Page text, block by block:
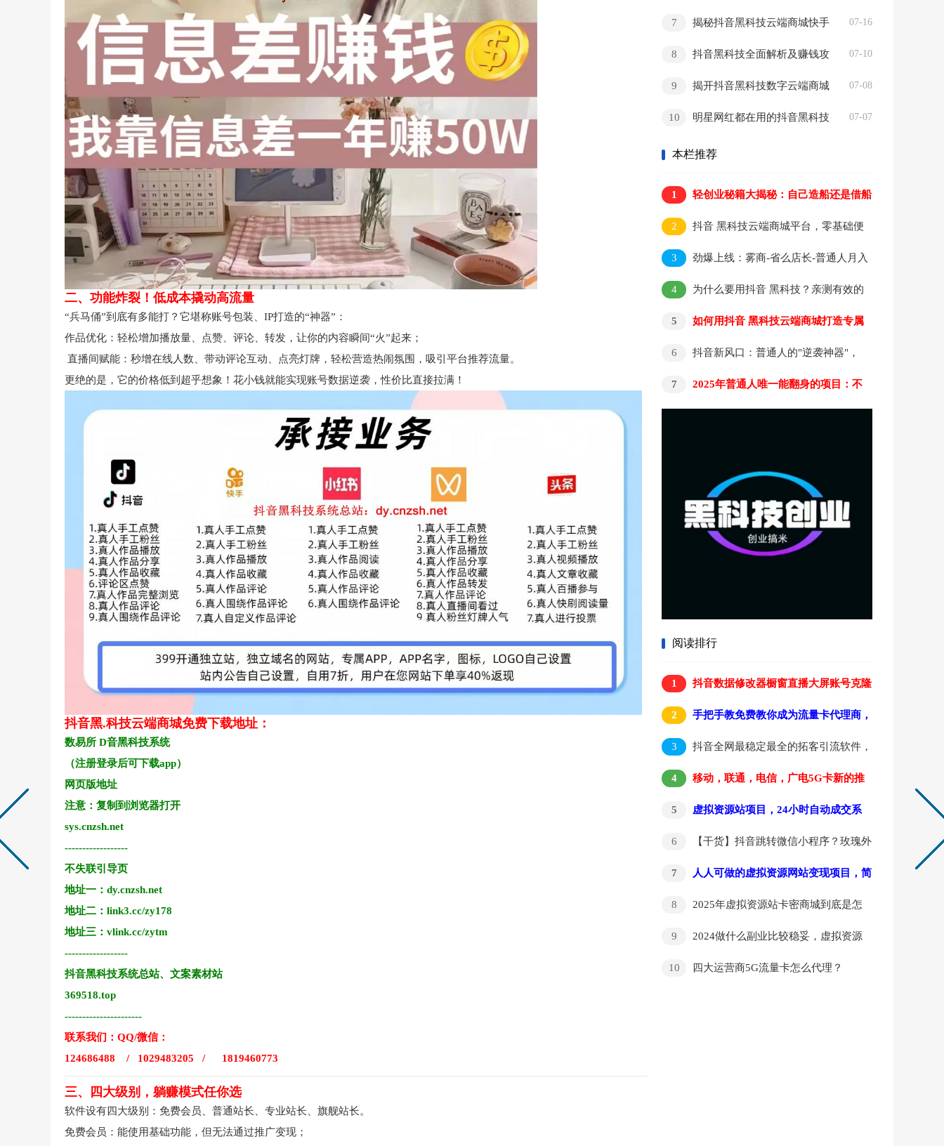
二、功能炸裂！低成本撬动高流量
“兵马俑”到底有多能打？它堪称账号包装、IP打造的“神器”：
作品优化：轻松增加播放量、点赞、评论、转发，让你的内容瞬间“火”起来；
直播间赋能：秒增在线人数、带动评论互动、点亮灯牌，轻松营造热闹氛围，吸引平台推荐流量。
更绝的是，它的价格低到超乎想象！花小钱就能实现账号数据逆袭，性价比直接拉满！
抖音黑.科技云端商城免费下载地址：
数易所 D音黑科技系统
（注册登录后可下载app）
网页版地址
注意：复制到浏览器打开
sys.cnzsh.net
------------------
不失联引导页
地址一：dy.cnzsh.net
地址二：link3.cc/zy178
地址三：vlink.cc/zytm
------------------
抖音黑科技系统总站、文案素材站
369518.top
----------------------
联系我们：QQ/微信：
124686488 / 1029483205 / 1819460773
三、四大级别，躺赚模式任你选
软件设有四大级别：免费会员、普通站长、专业站长、旗舰站长。
免费会员：能使用基础功能，但无法通过推广变现；
07-16
7
揭秘抖音黑科技云端商城快手
07-10
8
抖音黑科技全面解析及赚钱攻
07-08
9
揭开抖音黑科技数字云端商城
07-07
10
明星网红都在用的抖音黑科技
本栏推荐
1
轻创业秘籍大揭秘：自己造船还是借船
出海？抖音黑科技云端商城or虚拟资源分站or
省赚权益商城可以选择吗？
2
抖音 黑科技云端商城平台，零基础便
捷搭建高流量直播间，达成粉丝播放双提升
3
劲爆上线：雾商-省么店长-普通人月入
5000+的副业项目介绍
4
为什么要用抖音 黑科技？亲测有效的
5
如何用抖音 黑科技云端商城打造专属
6
抖音新风口：普通人的"逆袭神器"，
7
2025年普通人唯一能翻身的项目：不
阅读排行
1
抖音数据修改器橱窗直播大屏账号克隆
抖店修改内部揭秘
2
手把手教免费教你成为流量卡代理商，
卖卡赚佣金，自用又省钱，零门槛创业
3
抖音全网最稳定最全的拓客引流软件，
快手拓客引流，小红书拓客引流
4
移动，联通，电信，广电5G卡新的推
5
虚拟资源站项目，24小时自动成交系
6
【干货】抖音跳转微信小程序？玫瑰外
7
人人可做的虚拟资源网站变现项目，简
8
2025年虚拟资源站卡密商城到底是怎
9
2024做什么副业比较稳妥，虚拟资源
10
四大运营商5G流量卡怎么代理？